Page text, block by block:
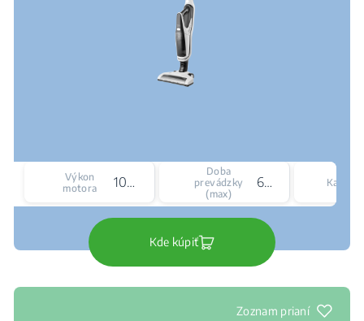
Výkon
motora
100 W
Doba
prevádzky
(max)
60 min
Kde kúpiť
Zoznam prianí